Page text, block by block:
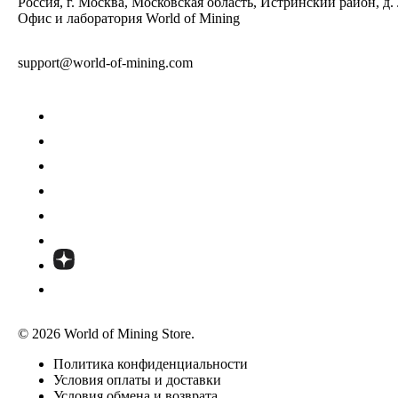
Офис и лаборатория World of Mining
support@world-of-mining.com
© 2026 World of Mining Store.
Политика конфиденциальности
Условия оплаты и доставки